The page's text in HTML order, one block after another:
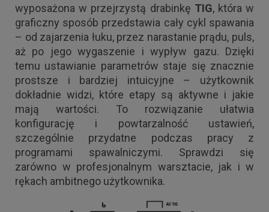
wyposażona w przejrzystą drabinkę TIG, która w
graficzny sposób przedstawia cały cykl spawania
– od zajarzenia łuku, przez narastanie prądu, puls,
aż po jego wygaszenie i wypływ gazu. Dzięki
temu ustawianie parametrów staje się znacznie
prostsze i bardziej intuicyjne – użytkownik
dokładnie widzi, które etapy są aktywne i jakie
mają wartości. To rozwiązanie ułatwia
konfigurację i powtarzalność ustawień,
szczególnie przydatne podczas pracy z
programami spawalniczymi. Sprawdzi się
zarówno w profesjonalnym warsztacie, jak i w
rękach ambitnego użytkownika.